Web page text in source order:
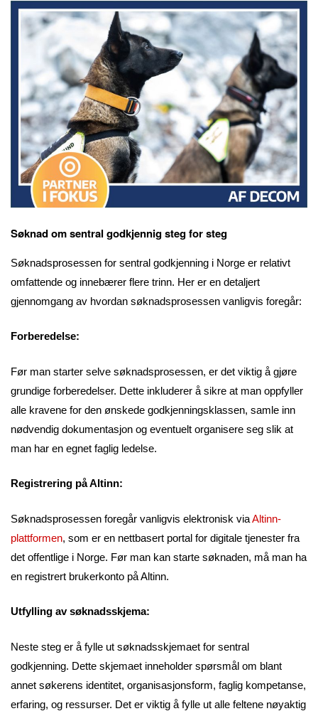
Søknad om sentral godkjennig steg for steg
Søknadsprosessen for sentral godkjenning i Norge er relativt
omfattende og innebærer flere trinn. Her er en detaljert
gjennomgang av hvordan søknadsprosessen vanligvis foregår:
Forberedelse:
Før man starter selve søknadsprosessen, er det viktig å gjøre
grundige forberedelser. Dette inkluderer å sikre at man oppfyller
alle kravene for den ønskede godkjenningsklassen, samle inn
nødvendig dokumentasjon og eventuelt organisere seg slik at
man har en egnet faglig ledelse.
Registrering på Altinn:
Søknadsprosessen foregår vanligvis elektronisk viaAltinn-
plattformen, som er en nettbasert portal for digitale tjenester fra
det offentlige i Norge. Før man kan starte søknaden, må man ha
en registrert brukerkonto på Altinn.
Utfylling av søknadsskjema:
Neste steg er å fylle ut søknadsskjemaet for sentral
godkjenning. Dette skjemaet inneholder spørsmål om blant
annet søkerens identitet, organisasjonsform, faglig kompetanse,
erfaring, og ressurser. Det er viktig å fylle ut alle feltene nøyaktig